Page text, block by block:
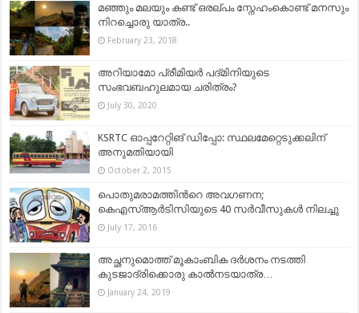
മഞ്ഞും മലയും കണ്ട് ഒരല്പം സ്നേഹംകൊണ്ട് മനസും
നിറച്ചൊരു യാത്ര..
February 23, 2018
അറിയാമോ പ്രീമിയർ പദ്‌മിനിയുടെ
സംഭവബഹുലമായ ചരിത്രം?
July 30, 2020
KSRTC ഓപ്പറേറ്റിങ് ഡിപ്പോ: സ്ഥലമേറ്റെടുക്കലിന്
അനുമതിയായി
October 2, 2015
പൊതുമരാമത്തിന്‍റെ അവഗണന;
കെഎസ്ആര്‍ടിസിയുടെ 40 സര്‍വീസുകള്‍ നിലച്ചു
July 17, 2016
അച്ഛനുമൊത്ത് മൂകാംബിക ദർശനം നടത്തി
കുടജാദ്രിക്കൊരു കാൽനടയാത്ര…
January 24, 2019